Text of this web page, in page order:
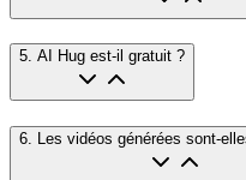
5. AI Hug est-il gratuit ?
6. Les vidéos générées sont-